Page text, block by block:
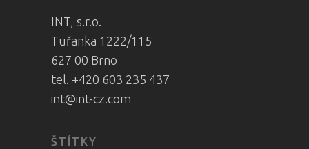
INT, s.r.o.
Tuřanka 1222/115
627 00 Brno
tel. +420 603 235 437
int@int-cz.com
ŠTÍTKY